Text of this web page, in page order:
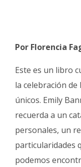
Por Florencia
Este es un libro
la celebración
únicos. Emily
recuerda a un
personales, un
particularidades
podemos